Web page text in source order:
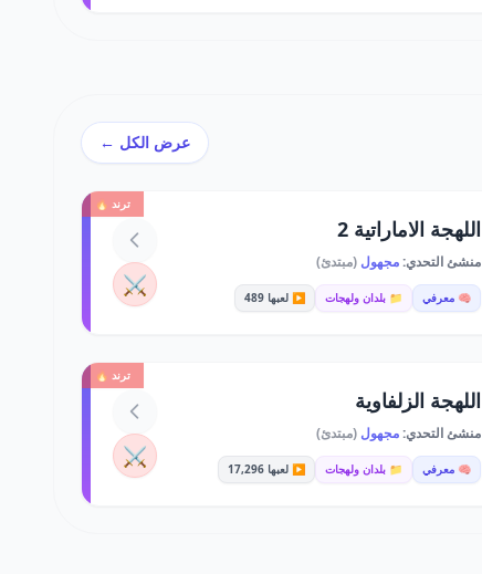
عرض الكل ←
ترند 🔥
اللهجة الاماراتية 2
منشئ التحدي:مجهول (مبتدئ)
🧠 معرفي 📁 بلدان ولهجات ▶️ لعبها 489 ⚔️
ترند 🔥
اللهجة الزلفاوية
منشئ التحدي:مجهول (مبتدئ)
🧠 معرفي 📁 بلدان ولهجات ▶️ لعبها 17,296 ⚔️